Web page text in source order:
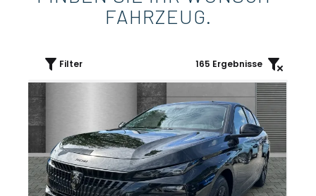
FAHRZEUG.
Filter 165 Ergebnisse